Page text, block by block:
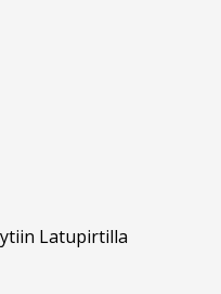
Latupirtilla